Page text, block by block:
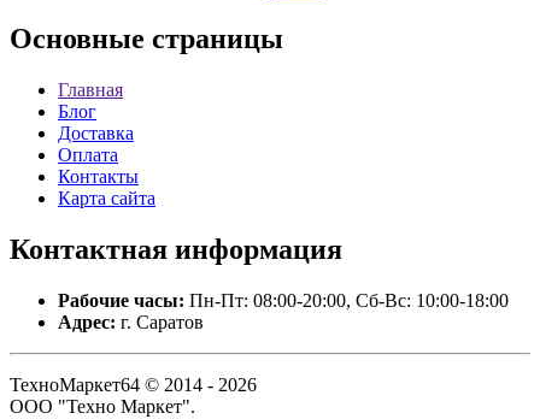
Основные страницы
Главная
Блог
Доставка
Оплата
Контакты
Карта сайта
Контактная информация
Рабочие часы: Пн-Пт: 08:00-20:00, Сб-Вс: 10:00-18:00
Адрес: г. Саратов
ТехноМаркет64 © 2014 - 2026
ООО "Техно Маркет".